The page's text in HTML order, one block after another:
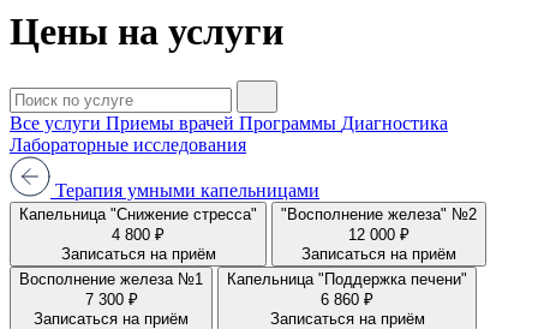
Цены на услуги
Все услуги Приемы врачей Программы Диагностика
Лабораторные исследования
Терапия умными капельницами
Капельница "Снижение стресса"
4 800 ₽
Записаться на приём
"Восполнение железа" №2
12 000 ₽
Записаться на приём
Восполнение железа №1
7 300 ₽
Записаться на приём
Капельница "Поддержка печени"
6 860 ₽
Записаться на приём